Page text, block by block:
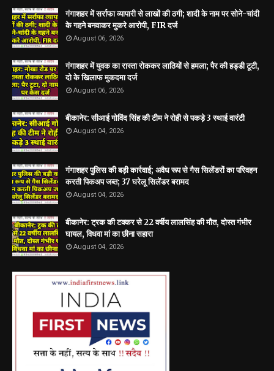
गंगाशहर में सर्राफा व्यापारी से लाखों की ठगी; शादी के नाम पर सोने-चांदी
के गहने बनवाकर मुकरे आरोपी, FIR दर्ज
August 06, 2026
गंगाशहर में युवक का रास्ता रोककर लाठियों से हमला; पैर की हड्डी टूटी,
दो के खिलाफ मुकदमा दर्ज
August 06, 2026
बीकानेर: सीआई गोविंद सिंह की टीम ने रोही से पकड़े 3 स्थाई वारंटी
August 04, 2026
गंगाशहर पुलिस की बड़ी कार्रवाई; अवैध रूप से गैस सिलेंडरों का परिवहन
करती पिकअप जब्त; 37 घरेलू सिलेंडर बरामद
August 04, 2026
बीकानेर: ट्रक की टक्कर से 22 वर्षीय लालसिंह की मौत, दोस्त गंभीर
घायल, विधवा मां का छीना सहारा
August 04, 2026